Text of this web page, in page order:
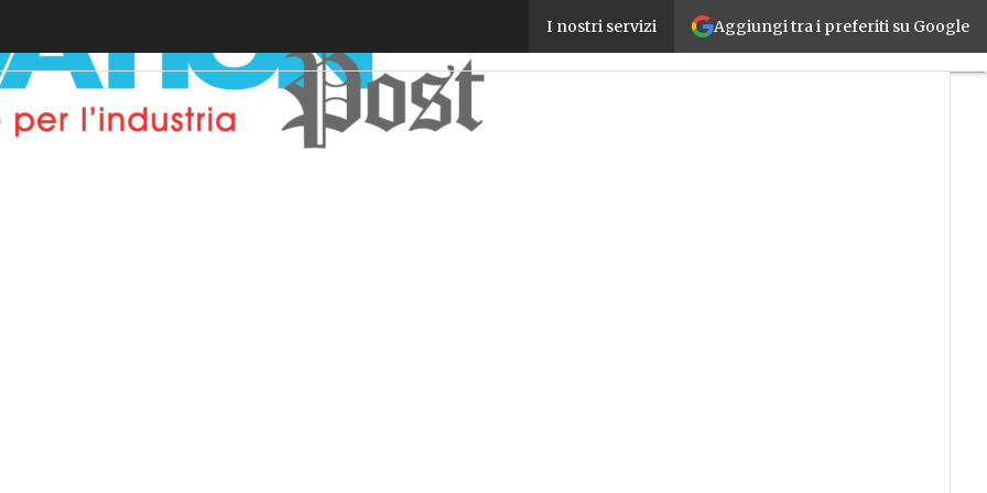
Aggiungi tra i preferiti su Google
I nostri servizi
Integrare i dati di produzione nelle strategie di